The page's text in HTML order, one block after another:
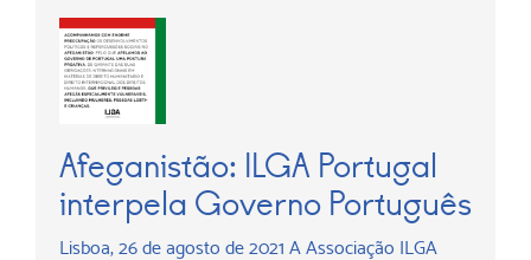
Afeganistão: ILGA Portugal
interpela Governo Português
Lisboa, 26 de agosto de 2021 A Associação ILGA